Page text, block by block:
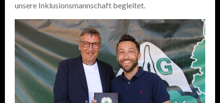
unsere Inklusionsmannschaft begleitet.